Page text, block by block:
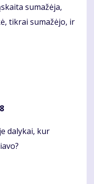
sumažėja,
tikrai sumažėjo, ir
dalykai, kur